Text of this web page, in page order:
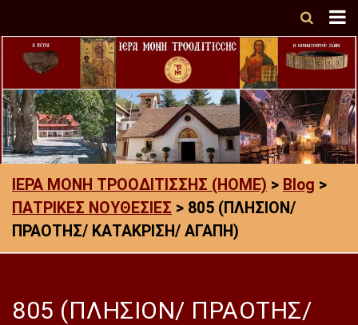
ΙΕΡΑ ΜΟΝΗ ΤΡΟΟΔΙΤΙΣΣΗΣ (HOME) > Blog >
ΠΑΤΡΙΚΕΣ ΝΟΥΘΕΣΙΕΣ > 805 (ΠΛΗΣΙΟΝ/
ΠΡΑΟΤΗΣ/ ΚΑΤΑΚΡΙΣΗ/ ΑΓΑΠΗ)
805 (ΠΛΗΣΙΟΝ/ ΠΡΑΟΤΗΣ/